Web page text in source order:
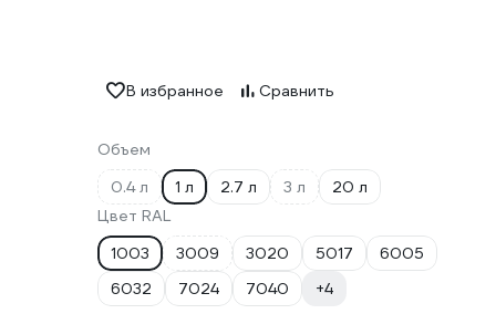
В избранное Сравнить
Объем
0.4 л
1 л 2.7 л 3 л
20 л
Цвет RAL
1003
3009 3020 5017
6005
6032
7024 7040 +4